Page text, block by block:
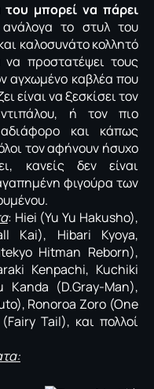
μπορεί να πάρει
το στυλ του
καλοσυνάτο κολλητό
προστατέψει τους
αγχωμένο καβλέα που
είναι να ξεσκίσει τον
ή τον πιο
και κάπως
τον αφήνουν ήσυχο
κανείς δεν είναι
φιγούρα των
: Hiei (Yu Yu Hakusho),
Κai), Hibari Kyoya,
Hitman Reborn),
Kenpachi, Kuchiki
Kanda (D.Gray-Man),
Ronoroa Zoro (One
Tail), και πολλοί